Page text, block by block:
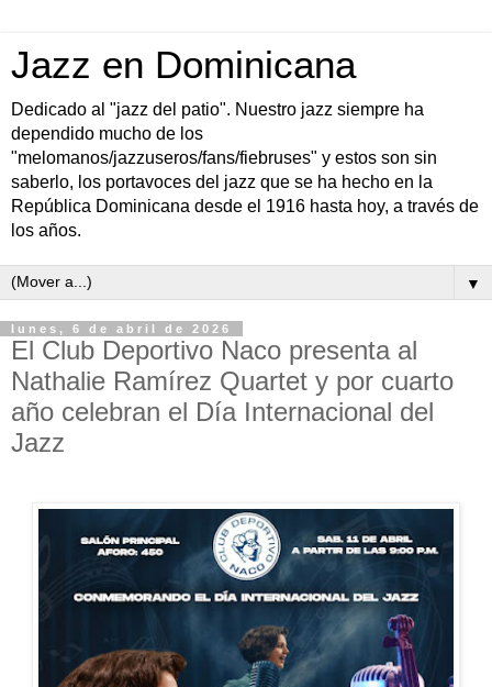
Jazz en Dominicana
Dedicado al "jazz del patio". Nuestro jazz siempre ha
dependido mucho de los
"melomanos/jazzuseros/fans/fiebruses" y estos son sin
saberlo, los portavoces del jazz que se ha hecho en la
República Dominicana desde el 1916 hasta hoy, a través de
los años.
▼
lunes, 6 de abril de 2026
El Club Deportivo Naco presenta al
Nathalie Ramírez Quartet y por cuarto
año celebran el Día Internacional del
Jazz